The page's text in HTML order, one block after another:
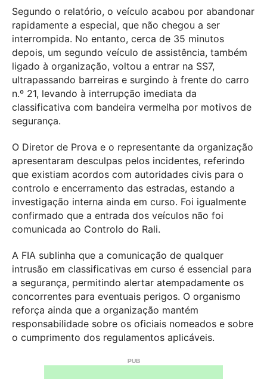
Segundo o relatório, o veículo acabou por abandonar
rapidamente a especial, que não chegou a ser
interrompida. No entanto, cerca de 35 minutos
depois, um segundo veículo de assistência, também
ligado à organização, voltou a entrar na SS7,
ultrapassando barreiras e surgindo à frente do carro
n.º 21, levando à interrupção imediata da
classificativa com bandeira vermelha por motivos de
segurança.
O Diretor de Prova e o representante da organização
apresentaram desculpas pelos incidentes, referindo
que existiam acordos com autoridades civis para o
controlo e encerramento das estradas, estando a
investigação interna ainda em curso. Foi igualmente
confirmado que a entrada dos veículos não foi
comunicada ao Controlo do Rali.
A FIA sublinha que a comunicação de qualquer
intrusão em classificativas em curso é essencial para
a segurança, permitindo alertar atempadamente os
concorrentes para eventuais perigos. O organismo
reforça ainda que a organização mantém
responsabilidade sobre os oficiais nomeados e sobre
o cumprimento dos regulamentos aplicáveis.